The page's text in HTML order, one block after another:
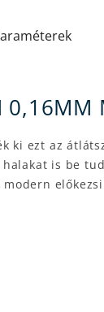
0,16MM
ki ezt az
is be